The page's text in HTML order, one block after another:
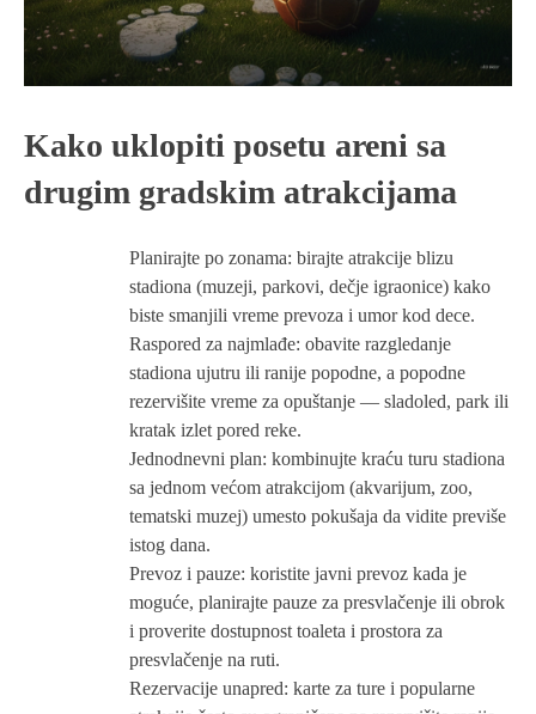
Kako uklopiti posetu areni sa
drugim gradskim atrakcijama
Planirajte po zonama: birajte atrakcije blizu
stadiona (muzeji, parkovi, dečje igraonice) kako
biste smanjili vreme prevoza i umor kod dece.
Raspored za najmlađe: obavite razgledanje
stadiona ujutru ili ranije popodne, a popodne
rezervišite vreme za opuštanje — sladoled, park ili
kratak izlet pored reke.
Jednodnevni plan: kombinujte kraću turu stadiona
sa jednom većom atrakcijom (akvarijum, zoo,
tematski muzej) umesto pokušaja da vidite previše
istog dana.
Prevoz i pauze: koristite javni prevoz kada je
moguće, planirajte pauze za presvlačenje ili obrok
i proverite dostupnost toaleta i prostora za
presvlačenje na ruti.
Rezervacije unapred: karte za ture i popularne